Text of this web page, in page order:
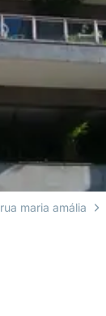
rua maria amália